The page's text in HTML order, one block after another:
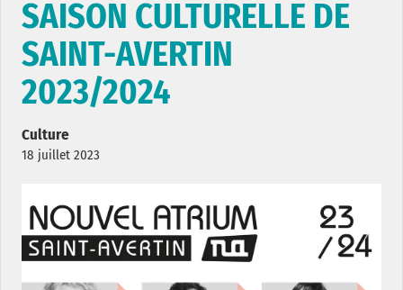
SAISON CULTURELLE DE
SAINT-AVERTIN
2023/2024
Culture
18 juillet 2023